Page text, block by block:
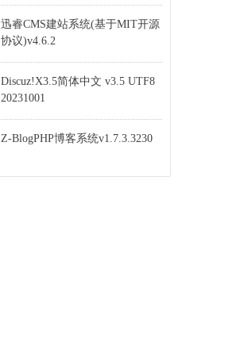
迅睿CMS建站系统(基于MIT开源
协议)v4.6.2
Discuz!X3.5简体中文 v3.5 UTF8
20231001
Z-BlogPHP博客系统v1.7.3.3230